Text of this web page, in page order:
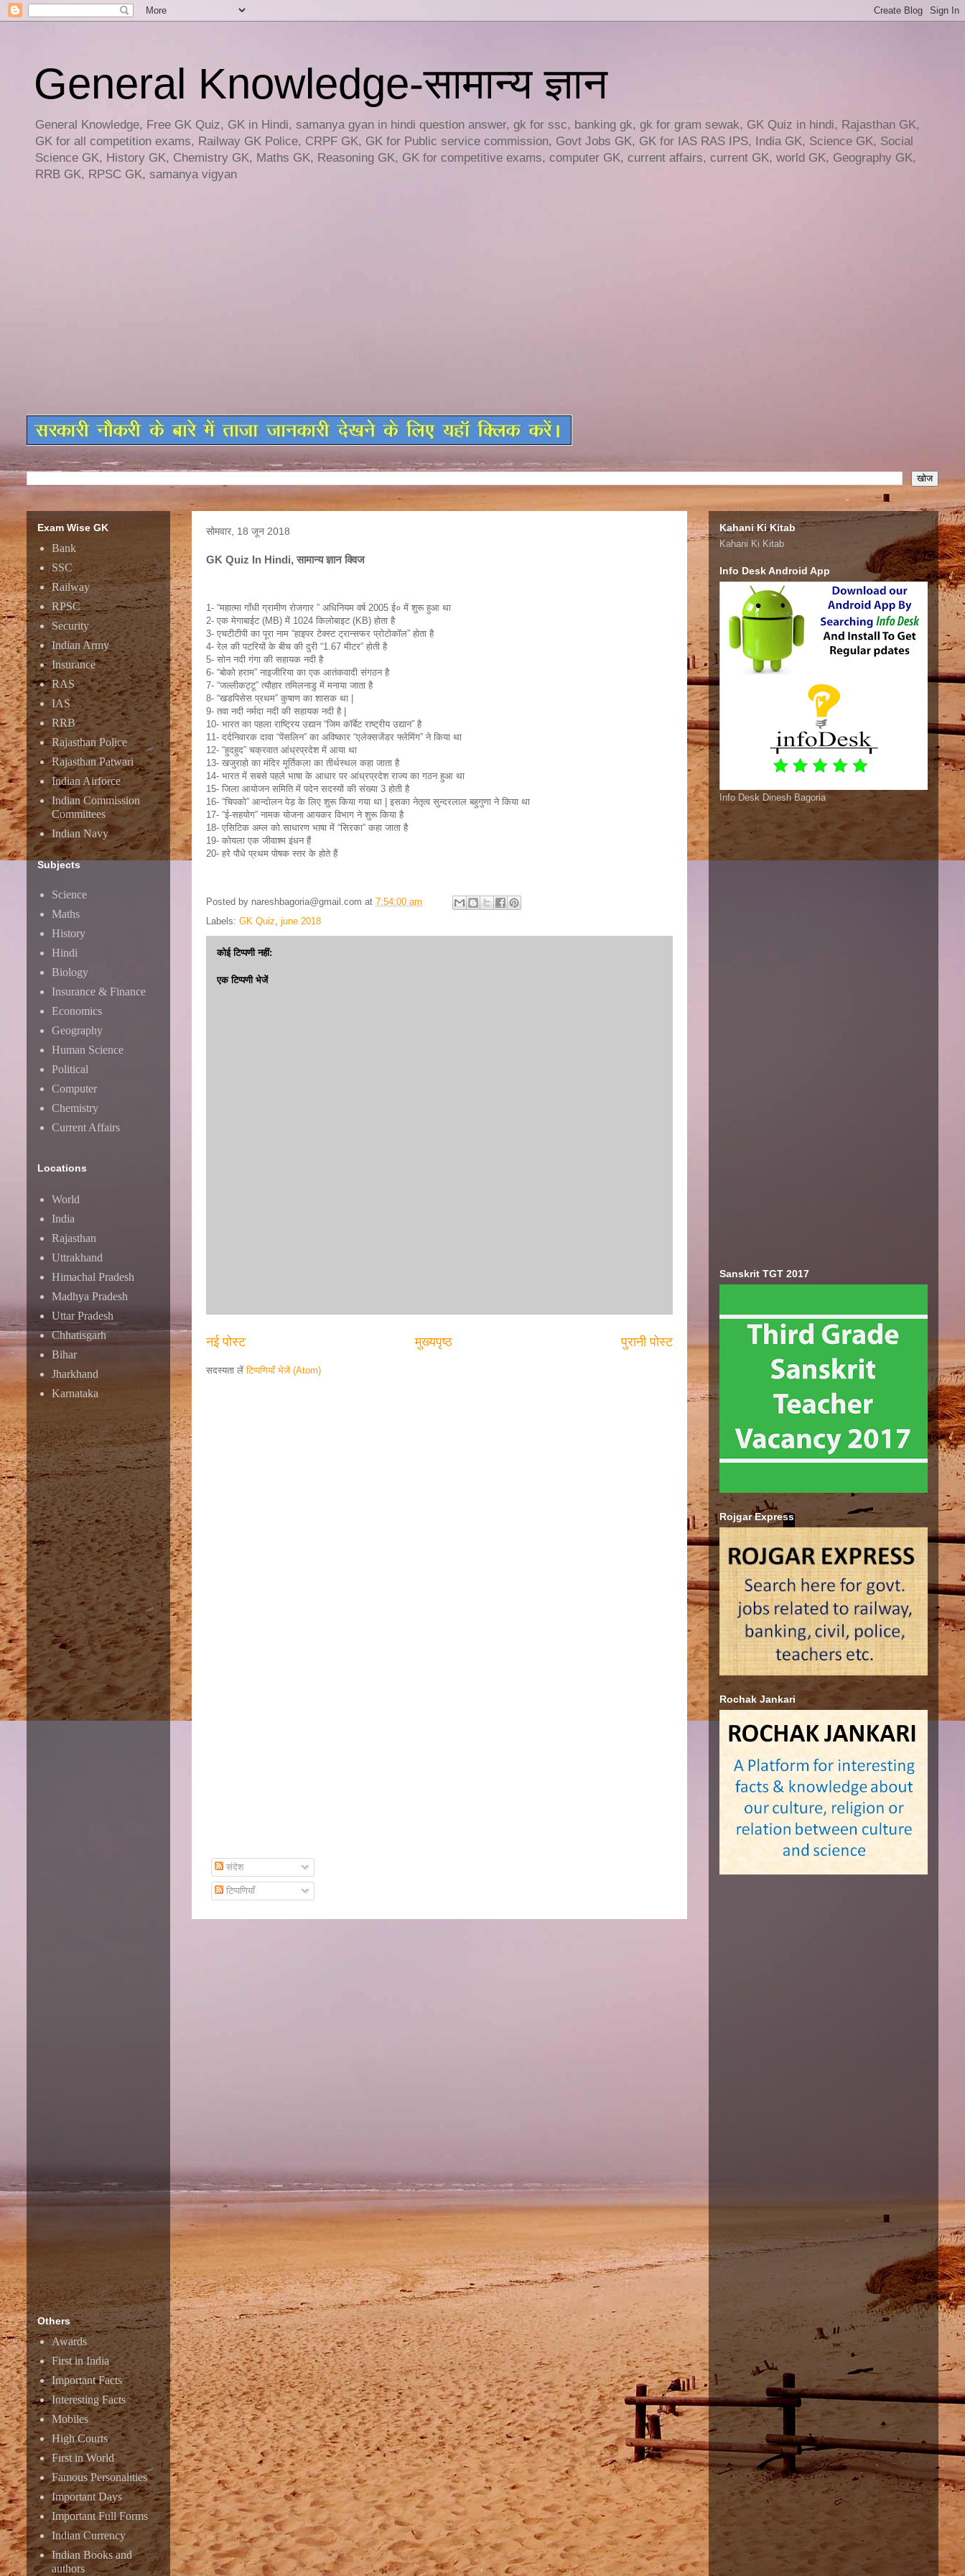
General Knowledge-सामान्य ज्ञान
General Knowledge, Free GK Quiz, GK in Hindi, samanya gyan in hindi question answer, gk for ssc, banking gk, gk for gram sewak, GK Quiz in hindi, Rajasthan GK,
GK for all competition exams, Railway GK Police, CRPF GK, GK for Public service commission, Govt Jobs GK, GK for IAS RAS IPS, India GK, Science GK, Social
Science GK, History GK, Chemistry GK, Maths GK, Reasoning GK, GK for competitive exams, computer GK, current affairs, current GK, world GK, Geography GK,
RRB GK, RPSC GK, samanya vigyan
सोमवार, 18 जून 2018
GK Quiz In Hindi, सामान्य ज्ञान क्विज
1- “महात्मा गाँधी ग्रामीण रोजगार ” अधिनियम वर्ष 2005 ई० में शुरू हुआ था
2- एक मेगाबाईट (MB) में 1024 किलोबाइट (KB) होता है
3- एचटीटीपी का पूरा नाम “हाइपर टेक्स्ट ट्रान्सफर प्रोटोकॉल” होता है
4- रेल की पटरियों के बीच की दुरी “1.67 मीटर” होती है
5- सोन नदी गंगा की सहायक नदी है
6- “बोको हराम” नाइजीरिया का एक आतंकवादी संगठन है
7- “जल्लीकट्टू” त्यौहार तमिलनाडु में मनाया जाता है
8- “खडपिसेस प्रथम” कुषाण का शासक था |
9- तवा नदी नर्मदा नदी की सहायक नदी है |
10- भारत का पहला राष्ट्रिय उद्यान “जिम कॉर्बेट राष्ट्रीय उद्यान” है
11- दर्दनिवारक दावा “पेंसलिन” का अविष्कार “एलेक्सजेंडर फ्लेमिंग” ने किया था
12- “हुदहुद” चक्रवात आंध्रप्रदेश में आया था
13- खजुराहो का मंदिर मूर्तिकला का तीर्थस्थल कहा जाता है
14- भारत में सबसे पहले भाषा के आधार पर आंध्रप्रदेश राज्य का गठन हुआ था
15- जिला आयोजन समिति में पदेन सदस्यों की संख्या 3 होती है
16- “चिपको” आन्दोलन पेड़ के लिए शुरू किया गया था | इसका नेतृत्व सुन्दरलाल बहुगुणा ने किया था
17- “ई-सहयोग” नामक योजना आयकर विभाग ने शुरू किया है
18- एसिटिक अम्ल को साधारण भाषा में “सिरका” कहा जाता है
19- कोयला एक जीवाश्म इंधन हैं
20- हरे पौधे प्रथम पोषक स्तर के होते हैं
Posted by nareshbagoria@gmail.com at 7:54:00 am
Labels: GK Quiz, june 2018
कोई टिप्पणी नहीं:
एक टिप्पणी भेजें
नई पोस्ट पुरानी पोस्ट
मुख्यपृष्ठ
सदस्यता लेंटिप्पणियाँ भेजें (Atom)
संदेश
टिप्पणियाँ
Exam Wise GK
Bank
SSC
Railway
RPSC
Security
Indian Army
Insurance
RAS
IAS
RRB
Rajasthan Police
Rajasthan Patwari
Indian Airforce
Indian Commission
Committees
Indian Navy
Subjects
Science
Maths
History
Hindi
Biology
Insurance & Finance
Economics
Geography
Human Science
Political
Computer
Chemistry
Current Affairs
Locations
World
India
Rajasthan
Uttrakhand
Himachal Pradesh
Madhya Pradesh
Uttar Pradesh
Chhatisgarh
Bihar
Jharkhand
Karnataka
Others
Awards
First in India
Important Facts
Interesting Facts
Mobiles
High Courts
First in World
Famous Personalities
Important Days
Important Full Forms
Indian Currency
Indian Books and
authors
Kahani Ki Kitab
Kahani Ki Kitab
Info Desk Android App
Info Desk Dinesh Bagoria
Sanskrit TGT 2017
Rojgar Express
Rochak Jankari